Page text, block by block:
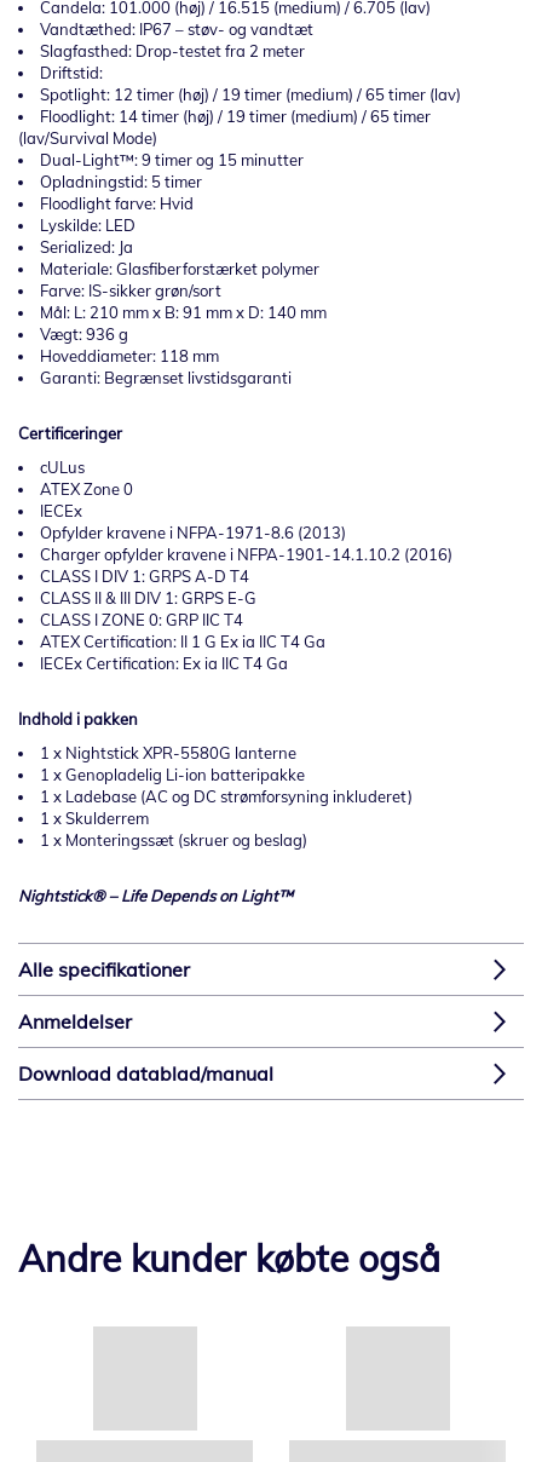
Candela: 101.000 (høj) / 16.515 (medium) / 6.705 (lav)
Vandtæthed: IP67 – støv- og vandtæt
Slagfasthed: Drop-testet fra 2 meter
Driftstid:
Spotlight: 12 timer (høj) / 19 timer (medium) / 65 timer (lav)
Floodlight: 14 timer (høj) / 19 timer (medium) / 65 timer
(lav/Survival Mode)
Dual-Light™: 9 timer og 15 minutter
Opladningstid: 5 timer
Floodlight farve: Hvid
Lyskilde: LED
Serialized: Ja
Materiale: Glasfiberforstærket polymer
Farve: IS-sikker grøn/sort
Mål: L: 210 mm x B: 91 mm x D: 140 mm
Vægt: 936 g
Hoveddiameter: 118 mm
Garanti: Begrænset livstidsgaranti
Certificeringer
cULus
ATEX Zone 0
IECEx
Opfylder kravene i NFPA-1971-8.6 (2013)
Charger opfylder kravene i NFPA-1901-14.1.10.2 (2016)
CLASS I DIV 1: GRPS A-D T4
CLASS II & III DIV 1: GRPS E-G
CLASS I ZONE 0: GRP IIC T4
ATEX Certification: II 1 G Ex ia IIC T4 Ga
IECEx Certification: Ex ia IIC T4 Ga
Indhold i pakken
1 x Nightstick XPR-5580G lanterne
1 x Genopladelig Li-ion batteripakke
1 x Ladebase (AC og DC strømforsyning inkluderet)
1 x Skulderrem
1 x Monteringssæt (skruer og beslag)
Nightstick® – Life Depends on Light™
Alle specifikationer
Anmeldelser
Download datablad/manual
Andre kunder købte også